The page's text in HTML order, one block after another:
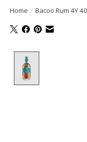
Home / Bacoo Rum 4Y